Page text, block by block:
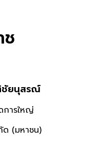
ช
ชัยนุสรณ์
การใหญ่
ด (มหาชน)